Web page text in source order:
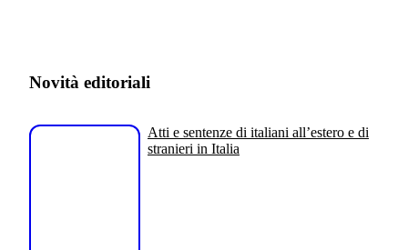
Novità editoriali
Atti e sentenze di italiani all’estero e di
stranieri in Italia